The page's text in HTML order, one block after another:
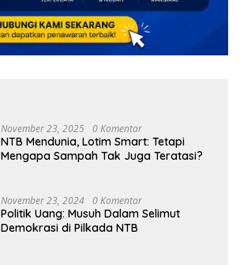
November 23, 2025 0 Komentar
NTB Mendunia, Lotim Smart: Tetapi
Mengapa Sampah Tak Juga Teratasi?
November 23, 2024 0 Komentar
Politik Uang: Musuh Dalam Selimut
Demokrasi di Pilkada NTB